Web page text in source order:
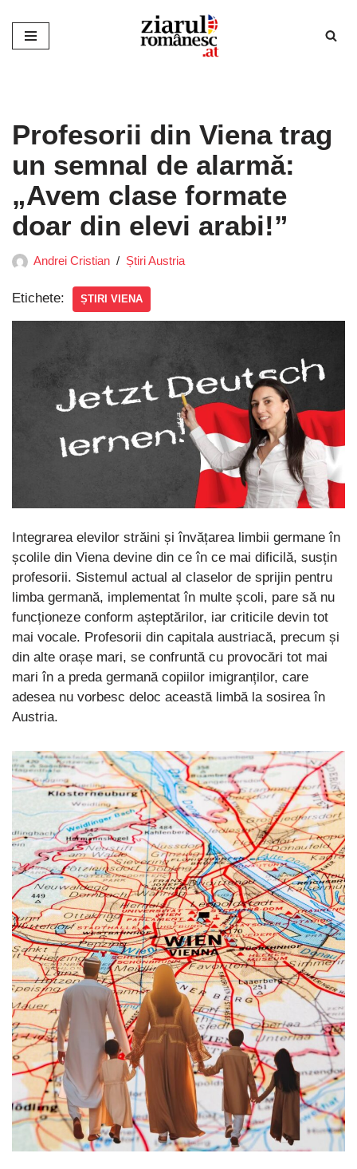
Sari
Profesorii din Viena trag
un semnal de alarmă:
„Avem clase formate
doar din elevi arabi!”
Andrei Cristian Știri Austria
Etichete: ȘTIRI VIENA
Integrarea elevilor străini și învățarea limbii germane în
școlile din Viena devine din ce în ce mai dificilă, susțin
profesorii. Sistemul actual al claselor de sprijin pentru
limba germană, implementat în multe școli, pare să nu
funcționeze conform așteptărilor, iar criticile devin tot
mai vocale. Profesorii din capitala austriacă, precum și
din alte orașe mari, se confruntă cu provocări tot mai
mari în a preda germană copiilor imigranților, care
adesea nu vorbesc deloc această limbă la sosirea în
Austria.